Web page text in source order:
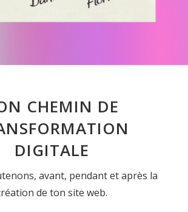
CHEMIN DE
DIGITALE
avant, pendant et après la
de ton site web.